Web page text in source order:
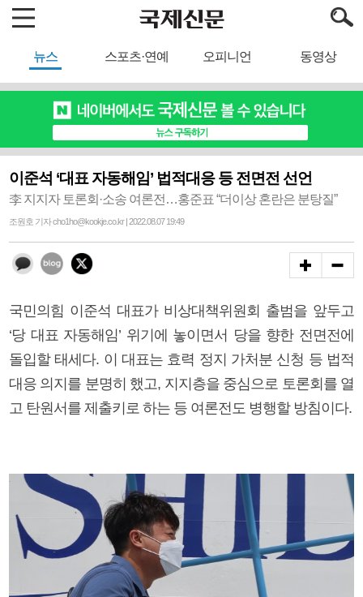
뉴스 스포츠·연예 오피니언 동영상
이준석 ‘대표 자동해임’ 법적대응 등 전면전 선언
李 지지자 토론회·소송 여론전…홍준표 “더이상 혼란은 분탕질”
조원호 기자 cho1ho@kookje.co.kr | 2022.08.07 19:49
국민의힘 이준석 대표가 비상대책위원회 출범을 앞두고
‘당 대표 자동해임’ 위기에 놓이면서 당을 향한 전면전에
돌입할 태세다. 이 대표는 효력 정지 가처분 신청 등 법적
대응 의지를 분명히 했고, 지지층을 중심으로 토론회를 열
고 탄원서를 제출키로 하는 등 여론전도 병행할 방침이다.